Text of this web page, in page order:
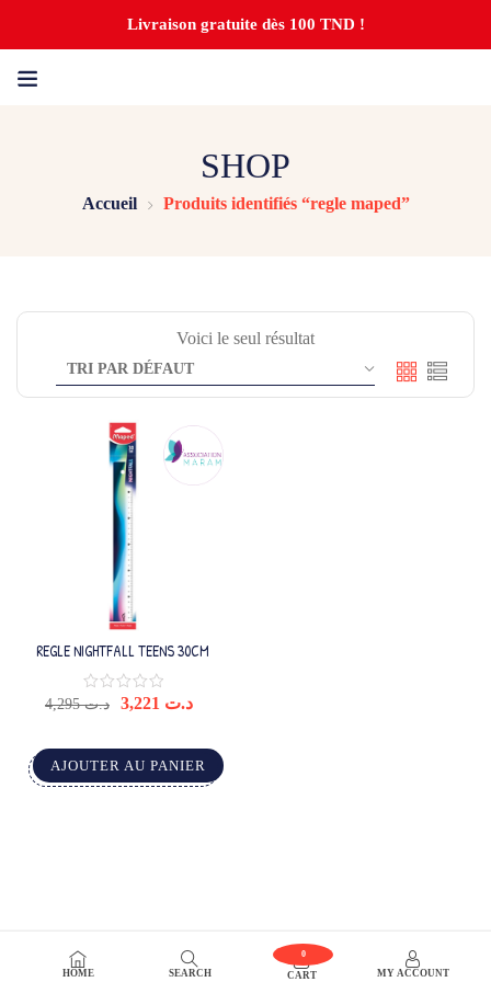
Livraison gratuite dès 100 TND !
SHOP
Accueil Produits identifiés “regle maped”
Voici le seul résultat
REGLE NIGHTFALL TEENS 30CM
د.ت4,295 د.ت
AJOUTER AU PANIER
HOME SEARCH
0
CART MY ACCOUNT